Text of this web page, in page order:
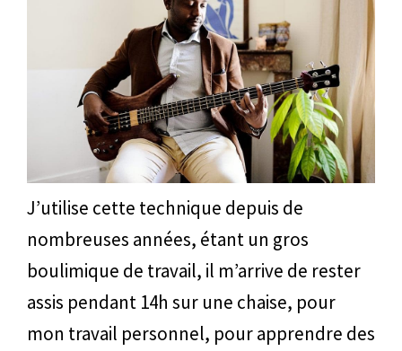
J’utilise cette technique depuis de
nombreuses années, étant un gros
boulimique de travail, il m’arrive de rester
assis pendant 14h sur une chaise, pour
mon travail personnel, pour apprendre des